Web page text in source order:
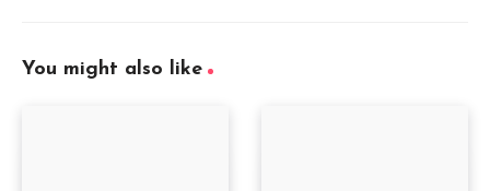
You might also like